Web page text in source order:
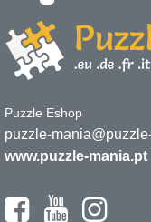
Puzzle Eshop
puzzle-
www.puzzle-mania.pt